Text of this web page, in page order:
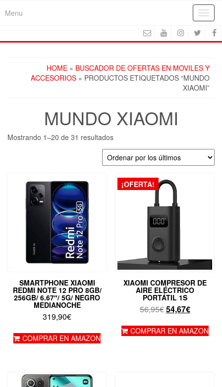
Menu
HOME » BUSCADOR DE OFERTAS EN MOVILES Y
ACCESORIOS » PRODUCTOS ETIQUETADOS “MUNDO
XIAOMI”
MUNDO XIAOMI
Mostrando 1–20 de 31 resultadosOrdenado
por
los
últimos
SMARTPHONE XIAOMI
REDMI NOTE 12 PRO 8GB/
256GB/ 6.67″/ 5G/ NEGRO
MEDIANOCHE
319,90€
COMPRAR EN AMAZON
¡OFERTA!
XIAOMI COMPRESOR DE
AIRE ELÉCTRICO
PORTÁTIL 1S
56,95€El
original
54,67€El
actual
COMPRAR EN AMAZON